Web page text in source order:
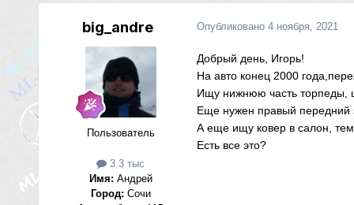
big_andre
Пользователь
3.3 тыс
Имя: Андрей
Город: Сочи
Опубликовано 4 ноября, 2021
Добрый день, Игорь!
На авто конец 2000
Ищу нижнюю часть торпеды,
Еще нужен правый передний
А еще ищу ковер в салон,
Есть все это?